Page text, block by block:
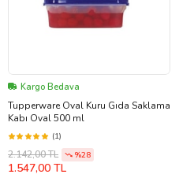
Kargo Bedava
Tupperware Oval Kuru Gıda Saklama
Kabı Oval 500 ml
(1)
2.142,00 TL %28
1.547,00 TL